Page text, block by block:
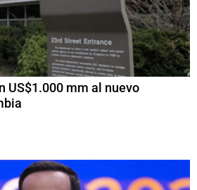
US$1.000 mm al nuevo